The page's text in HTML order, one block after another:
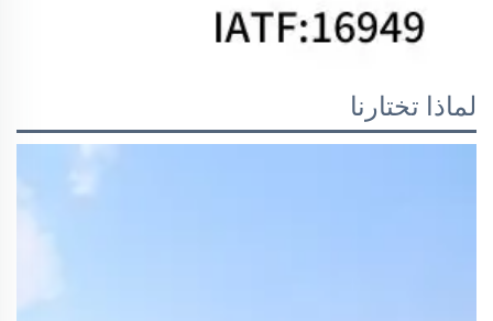
لماذا تختارنا